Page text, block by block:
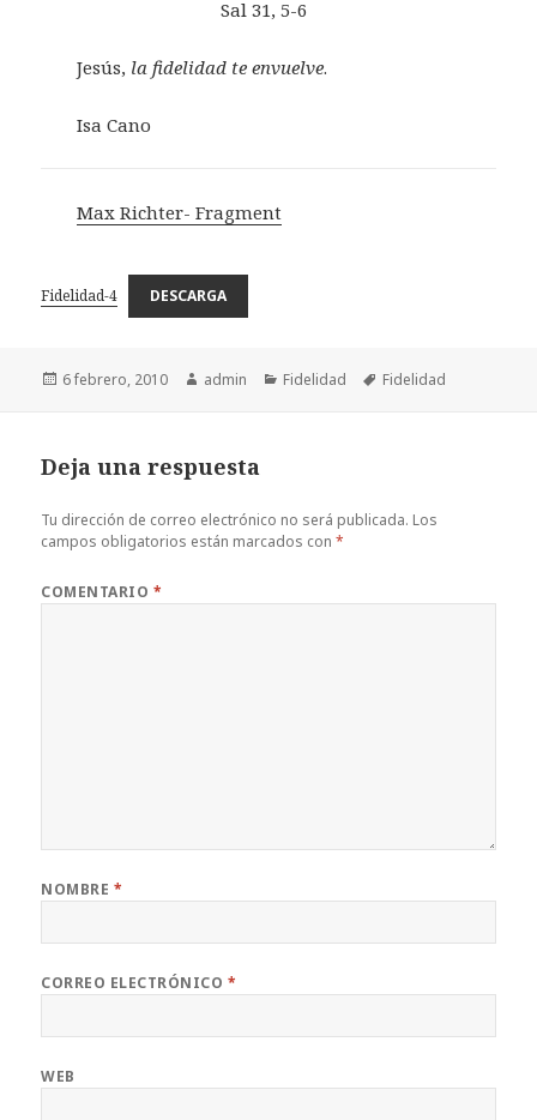
Sal 31, 5-6
Jesús, la fidelidad te envuelve.
Isa Cano
Max Richter- Fragment
Fidelidad-4 DESCARGA
Publicado
6 febrero, 2010 Autor
admin Categorías
Fidelidad Etiquetas
Fidelidad
Deja una respuesta
Tu dirección de correo electrónico no será publicada. Los
campos obligatorios están marcados con*
COMENTARIO *
NOMBRE *
CORREO ELECTRÓNICO *
WEB